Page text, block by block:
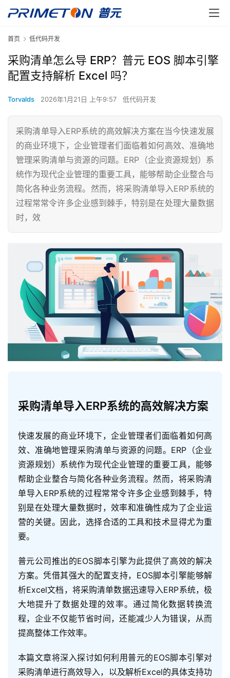
首页 低代码开发
采购清单怎么导 ERP？普元 EOS 脚本引擎
配置支持解析 Excel 吗？
Torvalds 2026年1月21日 上午9:57 低代码开发
采购清单导入ERP系统的高效解决方案在当今快速发展
的商业环境下，企业管理者们面临着如何高效、准确地
管理采购清单与资源的问题。ERP（企业资源规划）系
统作为现代企业管理的重要工具，能够帮助企业整合与
简化各种业务流程。然而，将采购清单导入ERP系统的
过程常常令许多企业感到棘手，特别是在处理大量数据
时，效
采购清单导入ERP系统的高效解决方案
快速发展的商业环境下，企业管理者们面临着如何高
效、准确地管理采购清单与资源的问题。ERP（企业
资源规划）系统作为现代企业管理的重要工具，能够
帮助企业整合与简化各种业务流程。然而，将采购清
单导入ERP系统的过程常常令许多企业感到棘手，特
别是在处理大量数据时，效率和准确性成为了企业运
营的关键。因此，选择合适的工具和技术显得尤为重
要。
普元公司推出的EOS脚本引擎为此提供了高效的解决
方案。凭借其强大的配置支持，EOS脚本引擎能够解
析Excel文档，将采购清单数据迅速导入ERP系统，极
大地提升了数据处理的效率。通过简化数据转换流
程，企业不仅能节省时间，还能减少人为错误，从而
提高整体工作效率。
本篇文章将深入探讨如何利用普元的EOS脚本引擎对
采购清单进行高效导入，以及解析Excel的具体支持功